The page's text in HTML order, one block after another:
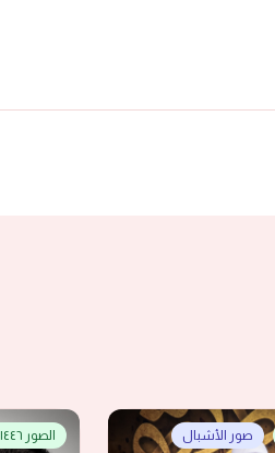
صور الأشبال الصور ١٤٤٦ هجرية